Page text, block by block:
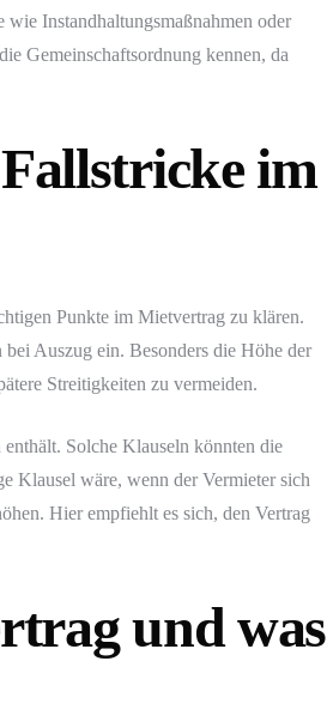
wie Instandhaltungsmaßnahmen oder
Gemeinschaftsordnung kennen, da
im
Punkte im Mietvertrag zu klären.
Auszug ein. Besonders die Höhe der
Streitigkeiten zu vermeiden.
Solche Klauseln könnten die
Klausel wäre, wenn der Vermieter sich
Hier empfiehlt es sich, den Vertrag
und was